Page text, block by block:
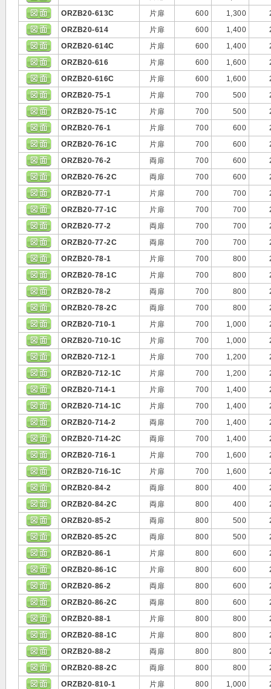
ORZB20-613C
片扉 600 1,300
ORZB20-614
片扉 600 1,400
ORZB20-614C
片扉 600 1,400
ORZB20-616
片扉 600 1,600
ORZB20-616C
片扉 600 1,600
ORZB20-75-1
片扉 700 500
ORZB20-75-1C
片扉 700 500
ORZB20-76-1
片扉 700 600
ORZB20-76-1C
片扉 700 600
ORZB20-76-2
両扉 700 600
ORZB20-76-2C
両扉 700 600
ORZB20-77-1
片扉 700 700
ORZB20-77-1C
片扉 700 700
ORZB20-77-2
両扉 700 700
ORZB20-77-2C
両扉 700 700
ORZB20-78-1
片扉 700 800
ORZB20-78-1C
片扉 700 800
ORZB20-78-2
両扉 700 800
ORZB20-78-2C
両扉 700 800
ORZB20-710-1
片扉 700 1,000
ORZB20-710-1C
片扉 700 1,000
ORZB20-712-1
片扉 700 1,200
ORZB20-712-1C
片扉 700 1,200
ORZB20-714-1
片扉 700 1,400
ORZB20-714-1C
片扉 700 1,400
ORZB20-714-2
両扉 700 1,400
ORZB20-714-2C
両扉 700 1,400
ORZB20-716-1
片扉 700 1,600
ORZB20-716-1C
片扉 700 1,600
ORZB20-84-2
両扉 800 400
ORZB20-84-2C
両扉 800 400
ORZB20-85-2
両扉 800 500
ORZB20-85-2C
両扉 800 500
ORZB20-86-1
片扉 800 600
ORZB20-86-1C
片扉 800 600
ORZB20-86-2
両扉 800 600
ORZB20-86-2C
両扉 800 600
ORZB20-88-1
片扉 800 800
ORZB20-88-1C
片扉 800 800
ORZB20-88-2
両扉 800 800
ORZB20-88-2C
両扉 800 800
ORZB20-810-1
片扉 800 1,000